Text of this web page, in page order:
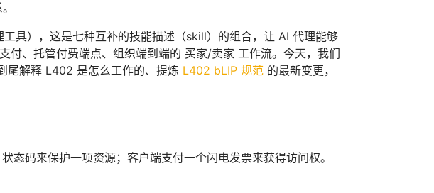
工具），这是七种互补的技能描述（skill）的组合，让 AI 代理能够
支付、托管付费端点、组织端到端的 买家/卖家 工作流。今天，我们
尾解释 L402 是怎么工作的、提炼 L402 bLIP 规范 的最新变更，
码来保护一项资源；客户端支付一个闪电发票来获得访问权。